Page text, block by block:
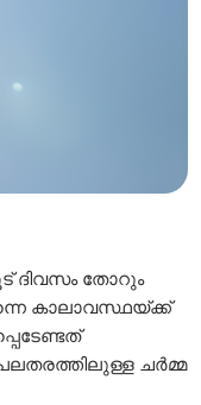
ദിവസം തോറും
കാലാവസ്ഥയ്ക്ക്
ചര്‍മ്മ